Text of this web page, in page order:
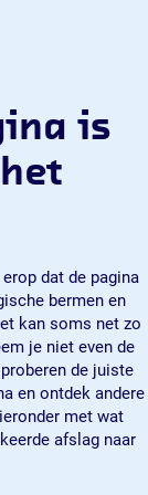
is
dat de pagina
bermen en
kan soms net zo
je niet even de
de juiste
en ontdek andere
met wat
afslag naar